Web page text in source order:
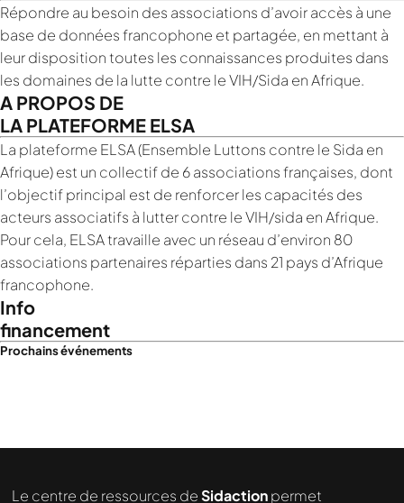
Répondre au besoin des associations d’avoir accès à une
base de données francophone et partagée, en mettant à
leur disposition toutes les connaissances produites dans
les domaines de la lutte contre le VIH/Sida en Afrique.
A PROPOS DE
LA PLATEFORME ELSA
La plateforme ELSA (Ensemble Luttons contre le Sida en
Afrique) est un collectif de 6 associations françaises, dont
l’objectif principal est de renforcer les capacités des
acteurs associatifs à lutter contre le VIH/sida en Afrique.
Pour cela, ELSA travaille avec un réseau d’environ 80
associations partenaires réparties dans 21 pays d’Afrique
francophone.
Info
financement
Prochains événements
Le centre de ressources deSidactionpermet